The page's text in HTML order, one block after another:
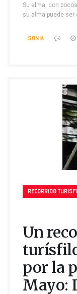
Su alma, con
su alma puede
SONIA
RECORRIDO
Un
por la
Mayo: